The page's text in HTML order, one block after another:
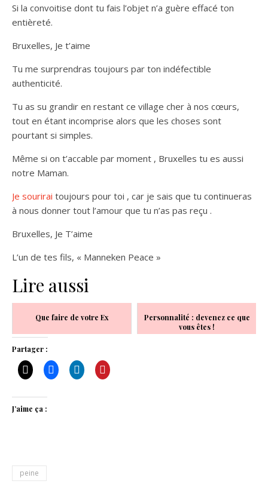
Si la convoitise dont tu fais l’objet n’a guère effacé ton
entièreté.
Bruxelles, Je t’aime
Tu me surprendras toujours par ton indéfectible
authenticité.
Tu as su grandir en restant ce village cher à nos cœurs,
tout en étant incomprise alors que les choses sont
pourtant si simples.
Même si on t’accable par moment , Bruxelles tu es aussi
notre Maman.
Je sourirai toujours pour toi , car je sais que tu continueras
à nous donner tout l’amour que tu n’as pas reçu .
Bruxelles, Je T’aime
L’un de tes fils, « Manneken Peace »
Lire aussi
Que faire de votre Ex
Personnalité : devenez ce que
vous êtes !
Partager :
J’aime ça :
peine